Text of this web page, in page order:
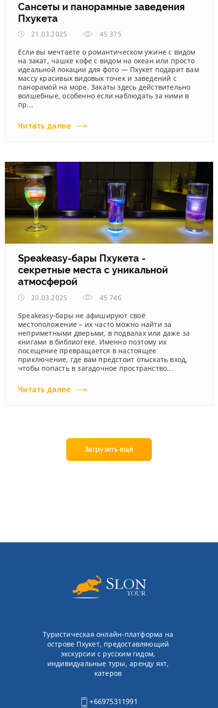
Сансеты и панорамные заведения
Пхукета
21.03.2025
45 375
Если вы мечтаете о романтическом ужине с видом
на закат, чашке кофе с видом на океан или просто
идеальной локации для фото — Пхукет подарит вам
массу красивых видовых точек и заведений с
панорамой на море. Закаты здесь действительно
волшебные, особенно если наблюдать за ними в
пр...
Читать далее
Speakeasy-бары Пхукета -
секретные места с уникальной
атмосферой
20.03.2025
45 746
Speakeasy-бары не афишируют своё
местоположение – их часто можно найти за
неприметными дверьми, в подвалах или даже за
книгами в библиотеке. Именно поэтому их
посещение превращается в настоящее
приключение, где вам предстоит отыскать вход,
чтобы попасть в загадочное пространство...
Читать далее
Загрузить ещё
Туристическая онлайн-платформа на
острове Пхукет, предоставляющий
экскурсии с русским гидом,
индивидуальные туры, аренду яхт,
катеров
+66975311991